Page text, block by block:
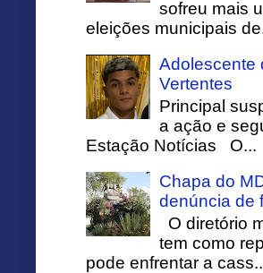
sofreu mais
eleições municipais
Adolescente
Vertentes
Principal
a ação e
Estação Notícias O...
Chapa do
denúncia de
O diretório
tem como
pode enfrentar a